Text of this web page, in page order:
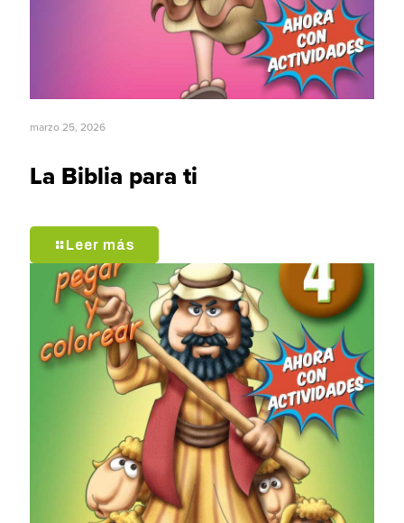
marzo 25, 2026
La Biblia para ti
Leer más